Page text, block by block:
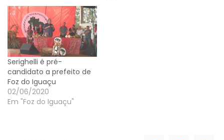
Serighelli é pré-
candidato a prefeito de
Foz do Iguaçu
02/06/2020
Em "Foz do Iguaçu"